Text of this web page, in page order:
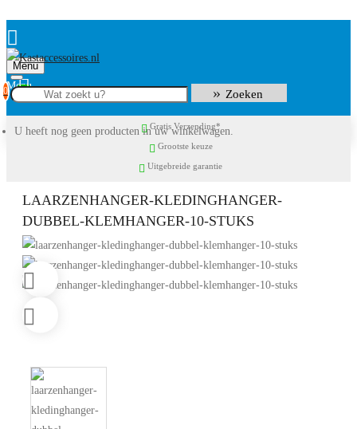
Menu
0
U heeft nog geen producten in uw winkelwagen.
Zoeken
Gratis Verzending*
Grootste keuze
Uitgebreide garantie
LAARZENHANGER-KLEDINGHANGER-
DUBBEL-KLEMHANGER-10-STUKS